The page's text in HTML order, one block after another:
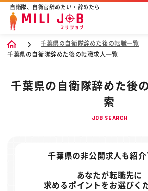
自衛隊、自衛官辞めたい・辞めたら
千葉県の自衛隊辞めた後の転職一覧
千葉県の自衛隊辞めた後の転職求人一覧
千葉県の自衛隊辞めた後
索
JOB SEARCH
千葉県の非公開求人 も紹
あなたが転職先に
求めるポイントをお選びく